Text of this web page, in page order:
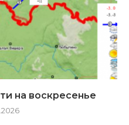
на воскресенье